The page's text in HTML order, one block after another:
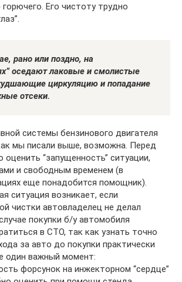
Его чистоту трудно
рано или поздно, на
оседают лаковые и смолистые
циркуляцию и попадание
отсеки.
системы бензинового двигателя
мы писали выше, возможна. Перед
“запущенность” ситуации,
и свободным временем (в
еще понадобится помощник).
ситуация возникает, если
чистки автовладелец не делал
покупки б/у автомобиля
в СТО, так как узнать точно
за авто до покупки практически
один важный момент:
форсунок на инжекторном “сердце”